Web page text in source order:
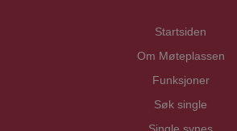
Startsiden
Om Møteplassen
Funksjoner
Søk single